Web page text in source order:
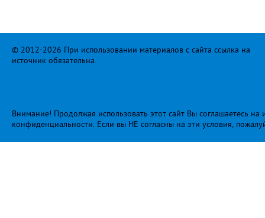
© 2012-2026 При использовании материалов с сайта ссылка на
источник обязательна.
Внимание! Продолжая использовать этот сайт Вы соглашаетесь
конфиденциальности. Если вы НЕ согласны на эти условия,